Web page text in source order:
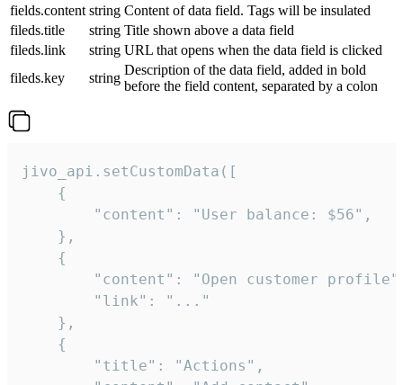
fields.content string Content of data field. Tags will be insulated
fileds.title
string Title shown above a data field
fileds.link
string URL that opens when the data field is clicked
fileds.key
string
Description of the data field, added in bold
before the field content, separated by a colon
jivo_api.setCustomData([
    {
        "content": "User balance: $56",
    },
    {
"content": "Open customer
        "link": "..."
    },
    {
        "title": "Actions",